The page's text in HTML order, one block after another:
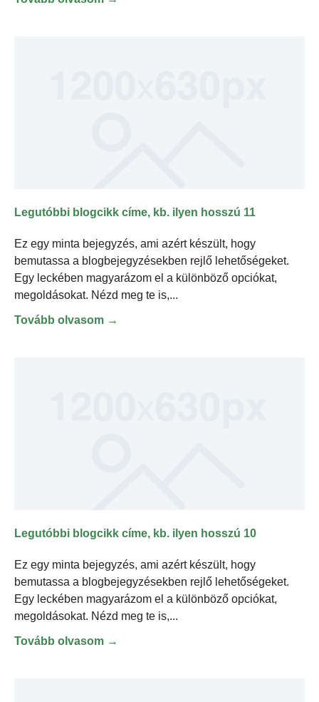
Legutóbbi blogcikk címe, kb. ilyen hosszú 11
Ez egy minta bejegyzés, ami azért készült, hogy
bemutassa a blogbejegyzésekben rejlő lehetőségeket.
Egy leckében magyarázom el a különböző opciókat,
megoldásokat. Nézd meg te is,
Tovább olvasom →
Legutóbbi blogcikk címe, kb. ilyen hosszú 10
Ez egy minta bejegyzés, ami azért készült, hogy
bemutassa a blogbejegyzésekben rejlő lehetőségeket.
Egy leckében magyarázom el a különböző opciókat,
megoldásokat. Nézd meg te is,
Tovább olvasom →